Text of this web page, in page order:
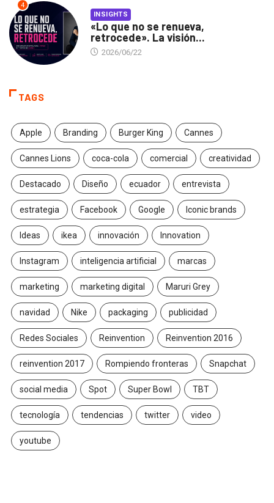
4
INSIGHTS
«Lo que no se renueva,
retrocede». La visión...
2026/06/22
TAGS
Apple Branding Burger King Cannes
Cannes Lions coca-cola comercial creatividad
Destacado Diseño ecuador entrevista
estrategia Facebook Google Iconic brands
Ideas ikea innovación Innovation
Instagram inteligencia artificial marcas
marketing marketing digital Maruri Grey
navidad Nike packaging publicidad
Redes Sociales Reinvention Reinvention 2016
reinvention 2017 Rompiendo fronteras Snapchat
social media Spot Super Bowl TBT
tecnología tendencias twitter video
youtube